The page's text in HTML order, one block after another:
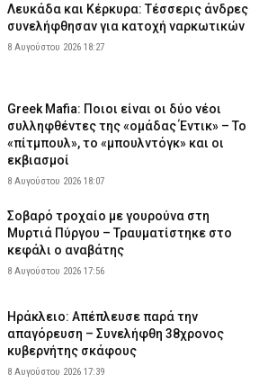
Λευκάδα και Κέρκυρα: Τέσσερις άνδρες
συνελήφθησαν για κατοχή ναρκωτικών
8 Αυγούστου 2026 18:27
Greek Mafia: Ποιοι είναι οι δύο νέοι
συλληφθέντες της «ομάδας Έντικ» – Το
«πίτμπουλ», το «μπουλντόγκ» και οι
εκβιασμοί
8 Αυγούστου 2026 18:07
Σοβαρό τροχαίο με γουρούνα στη
Μυρτιά Πύργου – Τραυματίστηκε στο
κεφάλι ο αναβάτης
8 Αυγούστου 2026 17:56
Ηράκλειο: Απέπλευσε παρά την
απαγόρευση – Συνελήφθη 38χρονος
κυβερνήτης σκάφους
8 Αυγούστου 2026 17:39